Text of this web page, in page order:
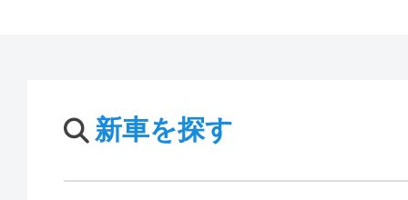
新車を探す